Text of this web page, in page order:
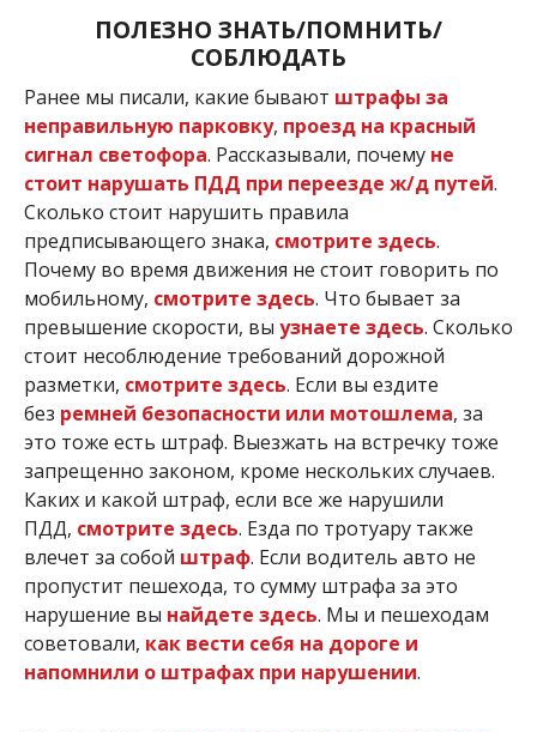
ПОЛЕЗНО ЗНАТЬ/ПОМНИТЬ/
СОБЛЮДАТЬ
Ранее мы писали, какие бывают штрафы за
неправильную парковку, проезд на красный
сигнал светофора. Рассказывали, почему не
стоит нарушать ПДД при переезде ж/д путей.
Сколько стоит нарушить правила
предписывающего знака, смотрите здесь.
Почему во время движения не стоит говорить по
мобильному, смотрите здесь. Что бывает за
превышение скорости, вы узнаете здесь. Сколько
стоит несоблюдение требований дорожной
разметки, смотрите здесь. Если вы ездите
без ремней безопасности или мотошлема, за
это тоже есть штраф. Выезжать на встречку тоже
запрещенно законом, кроме нескольких случаев.
Каких и какой штраф, если все же нарушили
ПДД, смотрите здесь. Езда по тротуару также
влечет за собой штраф. Если водитель авто не
пропустит пешехода, то сумму штрафа за это
нарушение вы найдете здесь. Мы и пешеходам
советовали, как вести себя на дороге и
напомнили о штрафах при нарушении.